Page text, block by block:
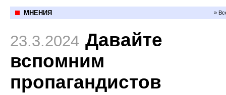
МНЕНИЯ »
23.3.2024 Давайте
вспомним
пропагандистов